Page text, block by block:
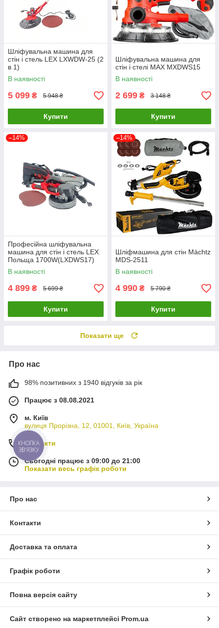
Шліфувальна машина для
стін і стель LEX LXWDW-25 (2
в 1)
В наявності
5 099 ₴ 5 948 ₴
Купити
Шліфувальна машина для
стін і стелі MAX MXDWS15
В наявності
2 699 ₴ 3 148 ₴
Купити
–14%
Професійна шліфувальна
машина для стін і стель LEX
Польща 1700W(LXDWS17)
В наявності
4 899 ₴ 5 699 ₴
Купити
–14%
Шліфмашина для стін Mächtz
MDS-2511
В наявності
4 990 ₴ 5 790 ₴
Купити
Показати ще
Про нас
98% позитивних з 1940 відгуків за рік
Працює з 08.08.2021
м. Київ
вулиця Прорізна, 12, 01001, Київ, Україна
Контакти
Сьогодні працює з 09:00 до 21:00
Показати весь графік роботи
Про нас
Контакти
Доставка та оплата
Графік роботи
Повна версія сайту
Сайт створено на маркетплейсі Prom.ua
КНОПКА
ЗВ'ЯЗКУ